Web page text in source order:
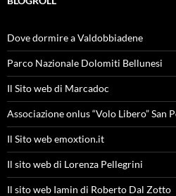
Dove dormire a Valdobbiadene
Parco Nazionale Dolomiti Bellunesi
Il Sito web di Marcadoc
Associazione onlus “Volo Libero” San
Il Sito web emoxtion.it
Il sito web di Lorenza Pellegrini
Il sito web Iamin di Roberto Dal Zotto